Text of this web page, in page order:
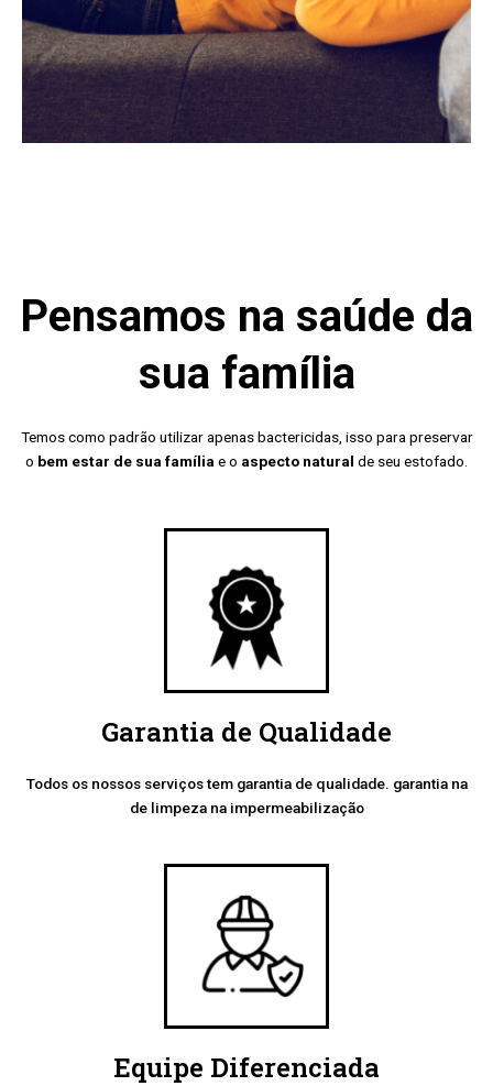
Pensamos na saúde da
sua família
Temos como padrão utilizar apenas bactericidas, isso para preservar
o bem estar de sua família e o aspecto natural de seu estofado.
Garantia de Qualidade
Todos os nossos serviços tem garantia de qualidade. garantia na
de limpeza na impermeabilização
Equipe Diferenciada